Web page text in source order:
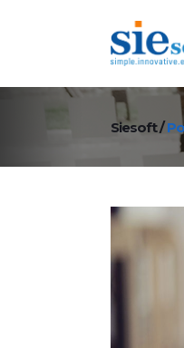
Siesoft/